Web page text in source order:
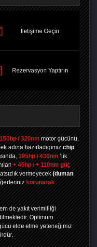
İletişime Geçin
Rezervasyon Yaptırın
150hp / 320nm motor gücünü,
adına hazırladıgımız chip
195hp / 430nm ’lik
+ 45hp / + 110nm güç
vermeyecek (duman
korunarak
de yakıt verimliliği
Optimum
elde etme yeteneğimiz